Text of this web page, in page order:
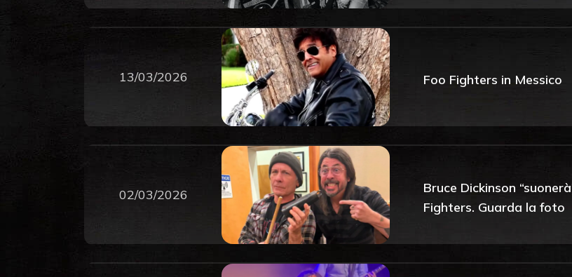
13/03/2026 Foo Fighters in Messico
02/03/2026
Bruce Dickinson
Fighters. Guarda la foto